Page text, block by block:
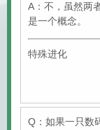
A：不，虽然两
是一个概念。
特殊进化
Q：如果一只数